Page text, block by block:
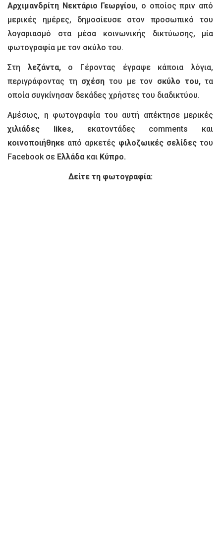
Αρχιμανδρίτη Νεκτάριο Γεωργίου, ο οποίος πριν από
μερικές ημέρες, δημοσίευσε στον προσωπικό του
λογαριασμό στα μέσα κοινωνικής δικτύωσης, μία
φωτογραφία με τον σκύλο του.
Στη λεζάντα,ο Γέροντας έγραψε κάποια λόγια,
περιγράφοντας τη σχέση του με τον σκύλο του,τα
οποία συγκίνησαν δεκάδες χρήστες του διαδικτύου.
Αμέσως, η φωτογραφία του αυτή απέκτησε μερικές
χιλιάδες likes,εκατοντάδες comments και
κοινοποιήθηκε από αρκετές φιλοζωικές σελίδες του
Facebook σε Ελλάδα και Κύπρο.
Δείτε τη φωτογραφία: